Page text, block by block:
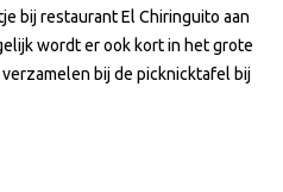
bij restaurant El Chiringuito aan
wordt er ook kort in het grote
bij de picknicktafel bij